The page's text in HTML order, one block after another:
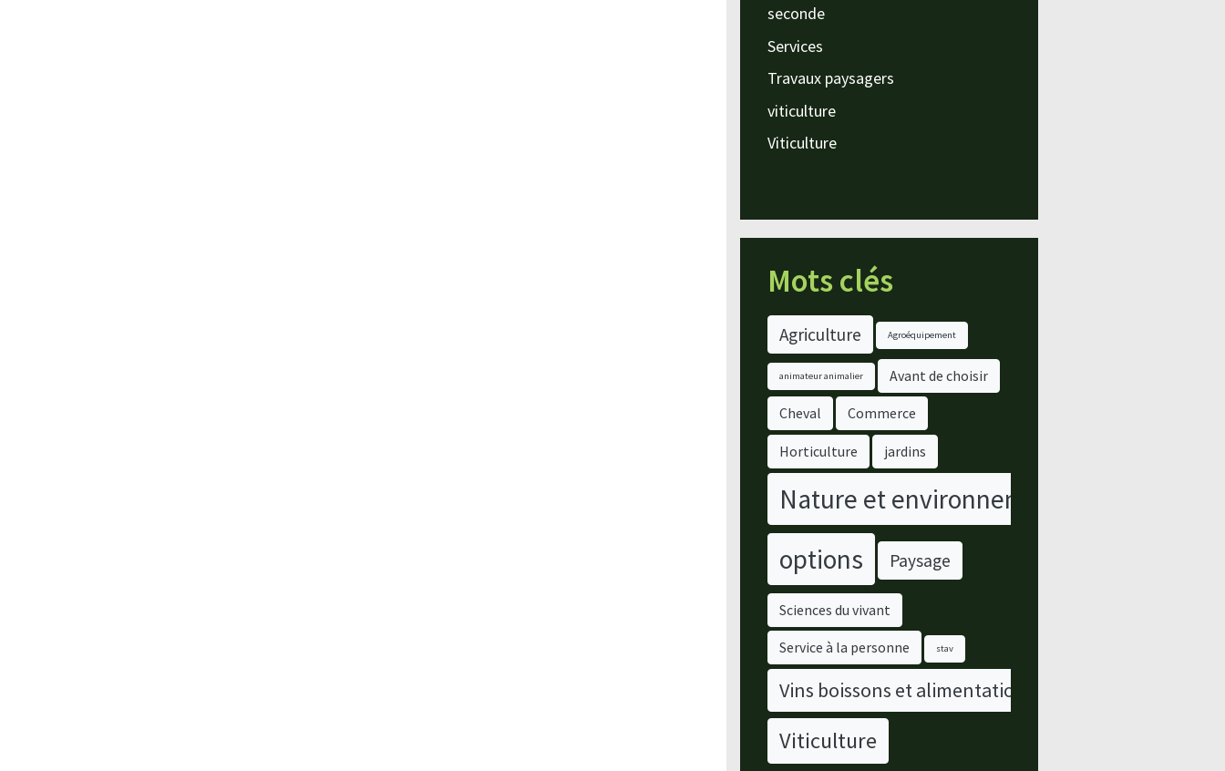
seconde
Services
Travaux paysagers
viticulture
Viticulture
Mots clés
Agriculture Agroéquipement
animateur animalier Avant de choisir
Cheval Commerce
Horticulture jardins
Nature et environnement
options
Paysage
Sciences du vivant
Service à la personne stav
Vins boissons et alimentation
Viticulture